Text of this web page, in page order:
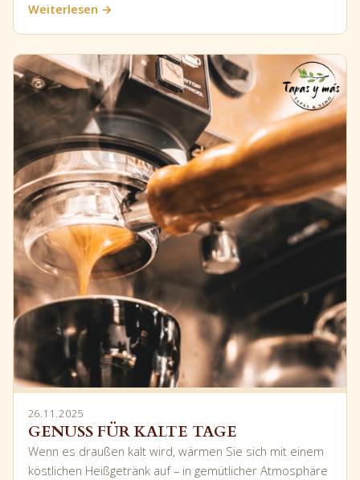
Weiterlesen →
26.11.2025
GENUSS FÜR KALTE TAGE
Wenn es draußen kalt wird, wärmen Sie sich mit einem
köstlichen Heißgetränk auf – in gemütlicher Atmosphäre